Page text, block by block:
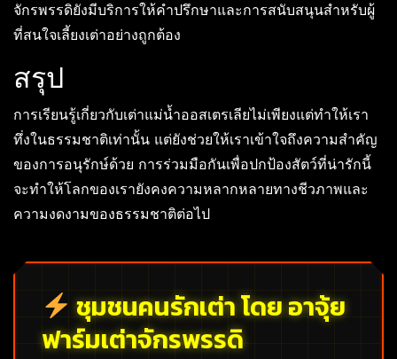
จักรพรรดิยังมีบริการให้คำปรึกษาและการสนับสนุนสำหรับผู้
ที่สนใจเลี้ยงเต่าอย่างถูกต้อง
สรุป
การเรียนรู้เกี่ยวกับเต่าแม่น้ำออสเตรเลียไม่เพียงแต่ทำให้เรา
ทึ่งในธรรมชาติเท่านั้น แต่ยังช่วยให้เราเข้าใจถึงความสำคัญ
ของการอนุรักษ์ด้วย การร่วมมือกันเพื่อปกป้องสัตว์ที่น่ารักนี้
จะทำให้โลกของเรายังคงความหลากหลายทางชีวภาพและ
ความงดงามของธรรมชาติต่อไป
ชุมชนคนรักเต่า โดย อาจุ้ย
ฟาร์มเต่าจักรพรรดิ